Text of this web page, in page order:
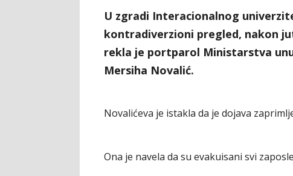
U zgradi Interacionalnog
kontradiverzioni pregled, nakon
rekla je portparol Ministarstva
Mersiha Novalić.
Novalićeva je istakla da je dojava
Ona je navela da su evakuisani svi